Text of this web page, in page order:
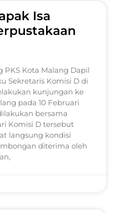
Isa
PKS Kota Malang Dapil
Sekretaris Komisi D di
kunjungan ke
pada 10 Februari
bersama
Komisi D tersebut
langsung kondisi
diterima oleh